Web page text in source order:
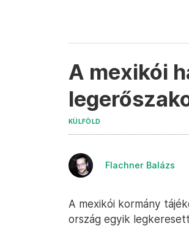
A mexikói
KÜLFÖLD
Flachner Balázs
A mexikói kormány
ország egyik